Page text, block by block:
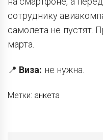
сотруднику
самолета не пустят.
марта.
📍 Виза: не нужна.
Метки: анкета